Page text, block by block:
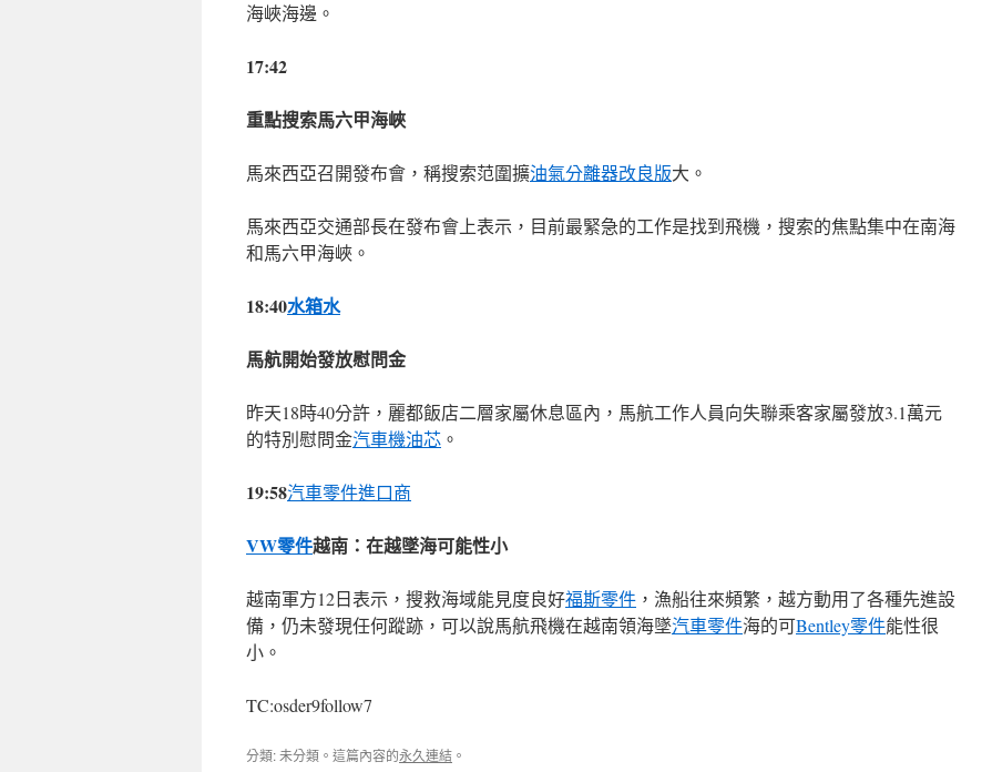
海峽海邊。
17:42
重點搜索馬六甲海峽
馬來西亞召開發布會，稱搜索范圍擴油氣分離器改良版大。
馬來西亞交通部長在發布會上表示，目前最緊急的工作是找到飛機，搜索的焦點集中在南海
和馬六甲海峽。
18:40水箱水
馬航開始發放慰問金
昨天18時40分許，麗都飯店二層家屬休息區內，馬航工作人員向失聯乘客家屬發放3.1萬元
的特別慰問金汽車機油芯 。
19:58汽車零件進口商
VW零件越南：在越墜海可能性小
越南軍方12日表示，搜救海域能見度良好福斯零件 ，漁船往來頻繁，越方動用了各種先進設
備，仍未發現任何蹤跡，可以說馬航飛機在越南領海墜汽車零件海的可Bentley零件能性很
小。
TC:osder9follow7
分類: 未分類。這篇內容的永久連結 。